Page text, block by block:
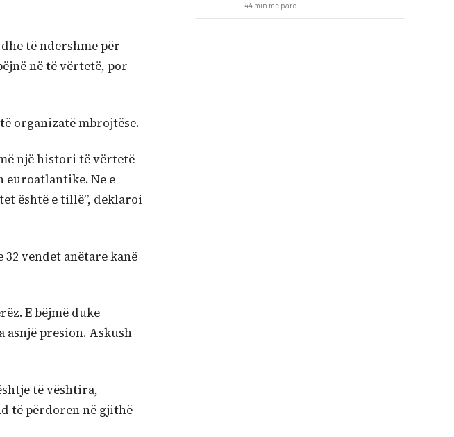
të ndershme për
në të vërtetë, por
organizatë mbrojtëse.
një histori të vërtetë
euroatlantike. Ne e
është e tillë”, deklaroi
vendet anëtare kanë
E bëjmë duke
asnjë presion. Askush
të vështira,
të përdoren në gjithë
44 min më parë